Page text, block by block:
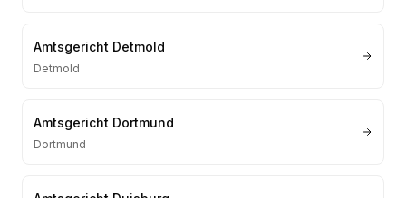
Amtsgericht Detmold
Detmold
Amtsgericht Dortmund
Dortmund